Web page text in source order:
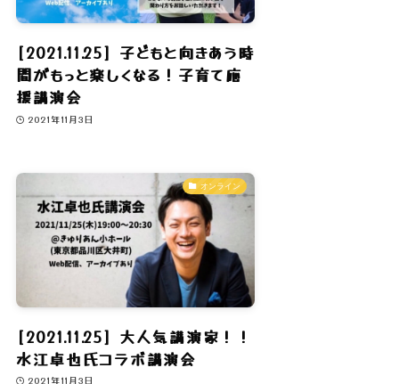
[2021.11.25] 子どもと向きあう時
間がもっと楽しくなる！子育て応
援講演会
2021年11月3日
オンライン
[2021.11.25] 大人気講演家！！
水江卓也氏コラボ講演会
2021年11月3日